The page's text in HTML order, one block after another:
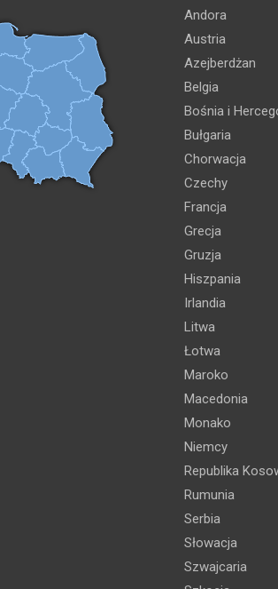
Andora
Austria
Azejberdżan
Belgia
Bośnia i
Bułgaria
Chorwacja
Czechy
Francja
Grecja
Gruzja
Hiszpania
Irlandia
Litwa
Łotwa
Maroko
Macedonia
Monako
Niemcy
Republika
Rumunia
Serbia
Słowacja
Szwajcaria